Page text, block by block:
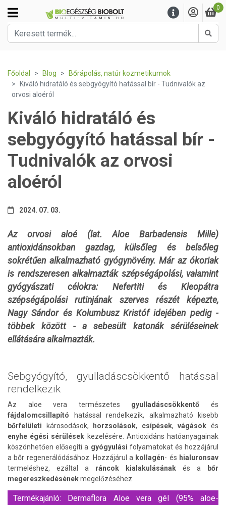
0
Főoldal Blog
Bőrápolás, natúr kozmetikumok
Kiváló hidratáló és sebgyógyító hatással bír - Tudnivalók az
orvosi aloéról
Kiváló hidratáló és
sebgyógyító hatással bír -
Tudnivalók az orvosi
aloéról
2024. 07. 03.
Az orvosi aloé (lat. Aloe Barbadensis Mille)
antioxidánsokban gazdag, külsőleg és belsőleg
sokrétűen alkalmazható gyógynövény. Már az ókoriak
is rendszeresen alkalmazták szépségápolási, valamint
gyógyászati célokra: Nefertiti és Kleopátra
szépségápolási rutinjának szerves részét képezte,
Nagy Sándor és Kolumbusz Kristóf idejében pedig -
többek között - a sebesült katonák sérüléseinek
ellátására alkalmazták.
Sebgyógyító, gyulladáscsökkentő hatással
rendelkezik
Az aloe vera természetes gyulladáscsökkentőés
fájdalomcsillapító
hatással rendelkezik, alkalmazható kisebb
bőrfelületi
károsodások, horzsolások, csípések,vágásokés
enyhe égési sérülések kezelésére. Antioxidáns hatóanyagainak
köszönhetően elősegíti a gyógyulási folyamatokat és hozzájárul
a bőr regenerálódásához. Hozzájárul a kollagén- és hialuronsav
termeléshez, ezáltal a ráncok kialakulásának és a
bőr
megereszkedésénekmegelőzéséhez.
Termékajánló: Dermaflora Aloe vera gél (95% aloe-